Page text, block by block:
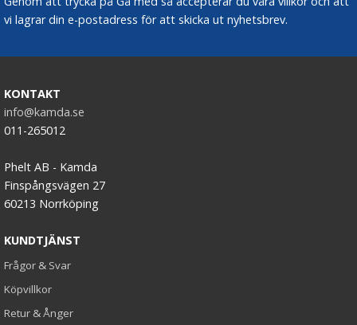
vi lagrar din e-postadress för att skicka ut nyhetsbrev.
KONTAKT
info@kamda.se
011-265012
Phelt AB - Kamda
Finspångsvägen 27
60213 Norrköping
KUNDTJÄNST
Frågor & Svar
Köpvillkor
Retur & Ånger